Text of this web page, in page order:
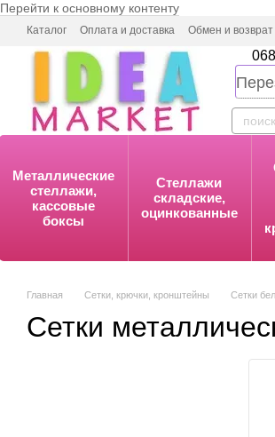
Перейти к основному контенту
Каталог Оплата и доставка Обмен и возврат
Металлические
стеллажи,
кассовые
боксы
Стеллажи
складские,
оцинкованные
Главная Сетки, крючки, кронштейны Сетки
Сетки